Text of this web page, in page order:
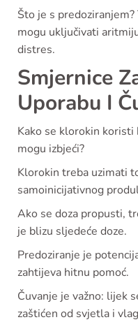
Što je s
mogu uključivati
distres.
Smjernice
Uporabu I
Kako se klorokin koristi
mogu izbjeći?
Klorokin treba uzimati
samoinicijativnog
Ako se doza propusti,
je blizu sljedeće doze.
Predoziranje je
zahtijeva hitnu pomoć.
Čuvanje je važno: lijek
zaštićen od svjetla i